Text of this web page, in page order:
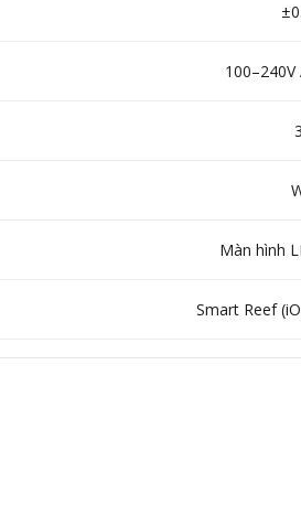
Màn hình
Smart Reef